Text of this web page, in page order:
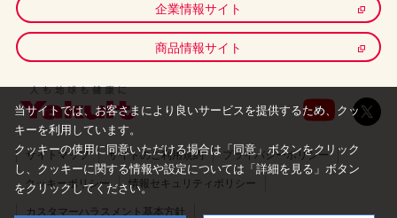
企業情報サイト
商品情報サイト
サイトマップ サイトのご利用規約 プライバシーポリシー
クッキーポリシー 情報セキュリティポリシー
カスタマーハラスメント基本方針
当サイトでは、お客さまにより良いサービスを提供するため、クッ
キーを利用しています。
クッキーの使用に同意いただける場合は「同意」ボタンをクリック
し、 クッキーに関する情報や設定については「詳細を見る」ボタン
をクリックしてください。